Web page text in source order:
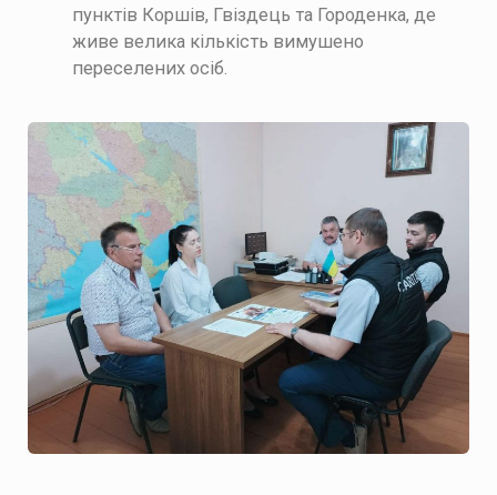
пунктів Коршів, Гвіздець та Городенка, де
живе велика кількість вимушено
переселених осіб.